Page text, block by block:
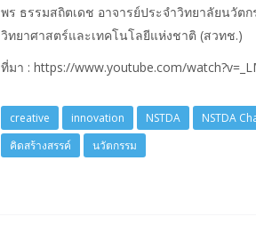
พร ธรรมสถิตเดช อาจารย์ประจำวิทยาลัยนวั
วิทยาศาสตร์และเทคโนโลยีแห่งชาติ (สวทช.)
ที่มา : https://www.youtube.com/
creative innovation NSTDA NSTDA
คิดสร้างสรรค์
นวัตกรรม